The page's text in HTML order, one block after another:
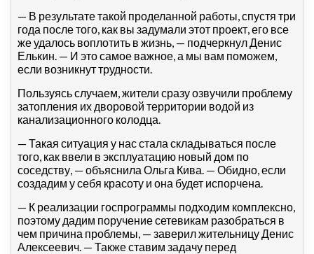
— В результате такой проделанной работы, спустя три
года после того, как вы задумали этот проект, его все
же удалось воплотить в жизнь, — подчеркнул Денис
Елькин. — И это самое важное, а мы вам поможем,
если возникнут трудности.
Пользуясь случаем, жители сразу озвучили проблему
затопления их дворовой территории водой из
канализационного колодца.
— Такая ситуация у нас стала складываться после
того, как ввели в эксплуатацию новый дом по
соседству, — объяснила Ольга Кива. — Обидно, если
создадим у себя красоту и она будет испорчена.
— К реализации госпрограммы подходим комплексно,
поэтому дадим поручение сетевикам разобраться в
чем причина проблемы, — заверил жительницу Денис
Алексеевич. — Также ставим задачу перед